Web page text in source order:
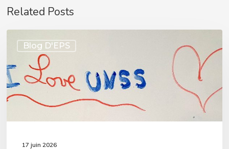
Related Posts
Blog D'EPS
AS:
clap
de
fin
17 juin 2026